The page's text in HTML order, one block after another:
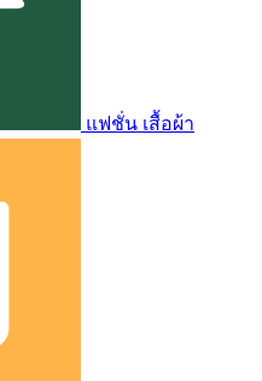
แฟชั่น เสื้อผ้า